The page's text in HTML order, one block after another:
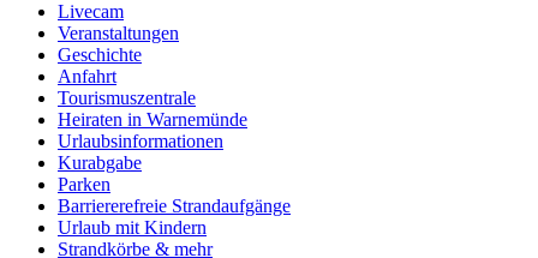
Livecam
Veranstaltungen
Geschichte
Anfahrt
Tourismuszentrale
Heiraten in Warnemünde
Urlaubsinformationen
Kurabgabe
Parken
Barriererefreie Strandaufgänge
Urlaub mit Kindern
Strandkörbe & mehr